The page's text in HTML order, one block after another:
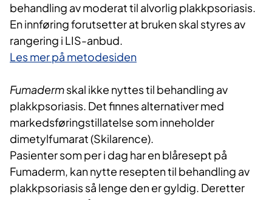
behandling av moderat til alvorlig plakkpsoriasis.
En innføring forutsetter at bruken skal styres av
rangering i LIS-anbud.
Les mer på metodesiden
Fumadermskal ikke nyttes til behandling av
plakkpsoriasis. Det finnes alternativer med
markedsføringstillatelse som inneholder
dimetylfumarat (Skilarence).
Pasienter som per i dag har en blåresept på
Fumaderm, kan nytte resepten til behandling av
plakkpsoriasis så lenge den er gyldig. Deretter